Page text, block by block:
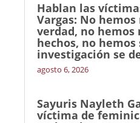
Hablan las
Vargas: No
verdad, no hemos
hechos, no
investigación se
agosto 6, 2026
Sayuris Nayleth
víctima de